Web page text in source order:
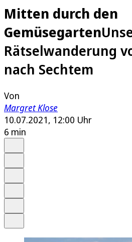
Mitten durch den
Gemüsegarten
Rätselwanderung
nach Sechtem
Von
Margret Klose
10.07.2021, 12:00 Uhr
6 min